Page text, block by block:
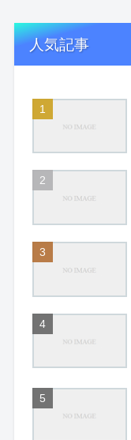
人気記事